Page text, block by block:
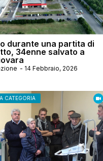
durante una partita di
34enne salvato a
- 14 Febbraio, 2026
CATEGORIA